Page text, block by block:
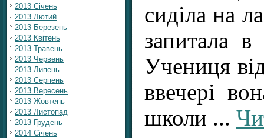
2013 Січень
2013 Лютий
2013 Березень
2013 Квітень
2013 Травень
2013 Червень
2013 Липень
2013 Серпень
2013 Вересень
2013 Жовтень
2013 Листопад
2013 Грудень
2014 Січень
сиділа на
запитала
Учениця
ввечері
школи ...